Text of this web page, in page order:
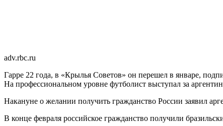
adv.rbc.ru
Гарре 22 года, в «Крылья Советов» он перешел в январе,
На профессиональном уровне футболист выступал за
Накануне о желании получить гражданство России заявил
В конце февраля российское гражданство получили